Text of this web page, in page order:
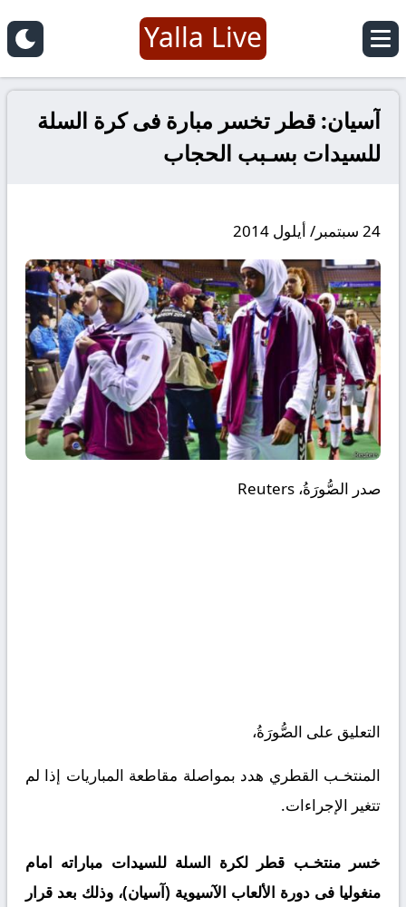
Yalla Live
آسيان: قطر تخسر مبارة فى كرة السلة
للسيدات بسـبب الحجاب
24 سبتمبر/ أيلول 2014
صدر الصُّورَةُ، Reuters
التعليق على الصُّورَةُ،
المنتخـب القطري هدد بمواصلة مقاطعة المباريات إذا لم
تتغير الإجراءات.
خسر منتخـب قطر لكرة السلة للسيدات مباراته امام
منغوليا فى دورة الألعاب الآسيوية (آسيان)، وذلك بعد قرار